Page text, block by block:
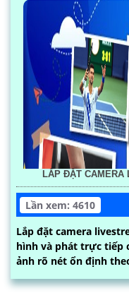
LẮP ĐẶT CAMERA
Lần xem: 4610
Lắp đặt camera
hình và phát trực tiếp
ảnh rõ nét ổn định